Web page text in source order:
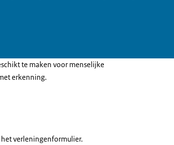
te maken voor menselijke
erkenning.
verleningenformulier.